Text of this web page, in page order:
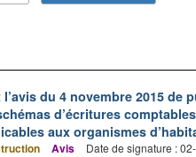
du 4 novembre 2015 de
d’écritures
aux organismes
Avis Date de signature :